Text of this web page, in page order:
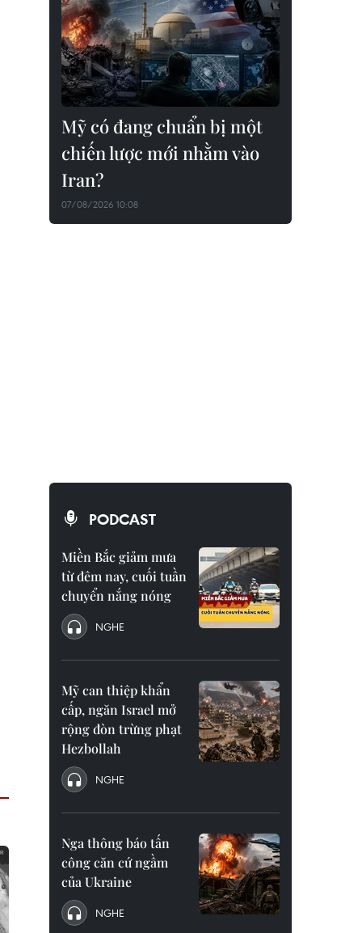
Mỹ có đang chuẩn bị một
chiến lược mới nhằm vào
Iran?
07/08/2026 10:08
PODCAST
Miền Bắc giảm mưa
từ đêm nay, cuối tuần
chuyển nắng nóng
NGHE
Mỹ can thiệp khẩn
cấp, ngăn Israel mở
rộng đòn trừng phạt
Hezbollah
NGHE
Nga thông báo tấn
công căn cứ ngầm
của Ukraine
NGHE